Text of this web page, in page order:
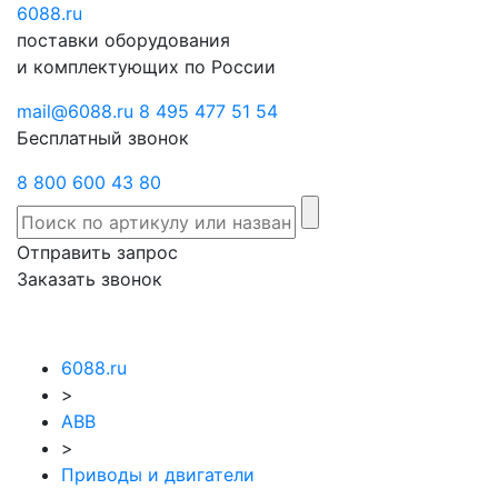
6088.ru
поставки оборудования
и комплектующих по России
mail@6088.ru 8 495 477 51 54
Бесплатный звонок
8 800 600 43 80
Отправить запрос
Заказать звонок
6088.ru
>
ABB
>
Приводы и двигатели
Отправить
запрос
звонок